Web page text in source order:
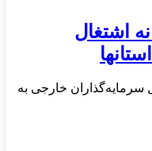
اشتغال
خارجی به